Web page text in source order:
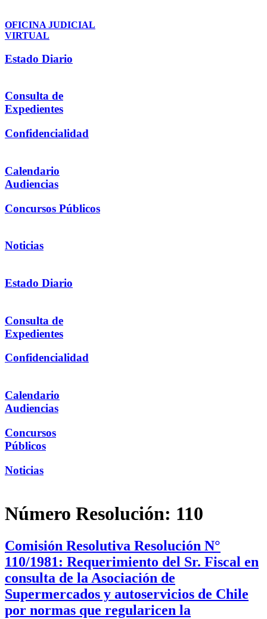
OFICINA JUDICIAL
VIRTUAL
Estado Diario
Consulta de
Expedientes
Confidencialidad
Calendario
Audiencias
Concursos Públicos
Noticias
Estado Diario
Consulta de
Expedientes
Confidencialidad
Calendario
Audiencias
Concursos
Públicos
Noticias
Número Resolución: 110
Comisión Resolutiva Resolución N°
110/1981: Requerimiento del Sr. Fiscal en
consulta de la Asociación de
Supermercados y autoservicios de Chile
por normas que regularicen la